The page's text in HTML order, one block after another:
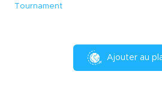
Tournament
Ajouter au